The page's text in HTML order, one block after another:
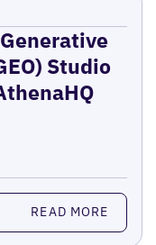
Studio
READ MORE